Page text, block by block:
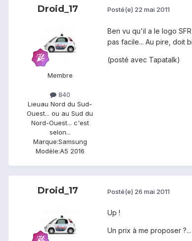
Droid_17
Membre
840
Lieuau Nord du Sud-
Ouest... ou au Sud du
Nord-Ouest... c'est
selon...
Marque:Samsung
Modèle:A5 2016
Posté(e) 22 mai 2011
Ben vu qu'il a le logo
pas facile... Au pire, doit
(posté avec Tapatalk)
Droid_17 Posté(e) 26 mai 2011
Up !
Un prix à me proposer ?...